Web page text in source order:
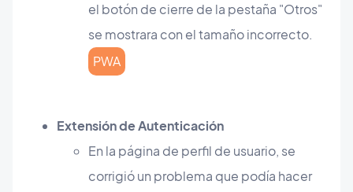
el botón de cierre de la pestaña "Otros"
se mostrara con el tamaño incorrecto.
PWA
Extensión de Autenticación
En la página de perfil de usuario, se
corrigió un problema que podía hacer